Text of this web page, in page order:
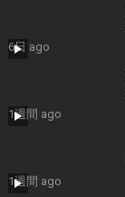
6日 ago
1週間 ago
1週間 ago